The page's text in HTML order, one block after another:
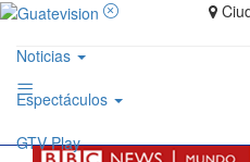
Noticias
Espectáculos
GTV Play